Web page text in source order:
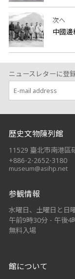
次へ
中國
ニュースレターに登
:::
歷史文物陳列館
11529 臺北市南港區
+886-2-2652-3180
museum@asihp.net
参観情報
水曜日、土曜日と日
午前9時30分 - 午後4
無料入場
館について